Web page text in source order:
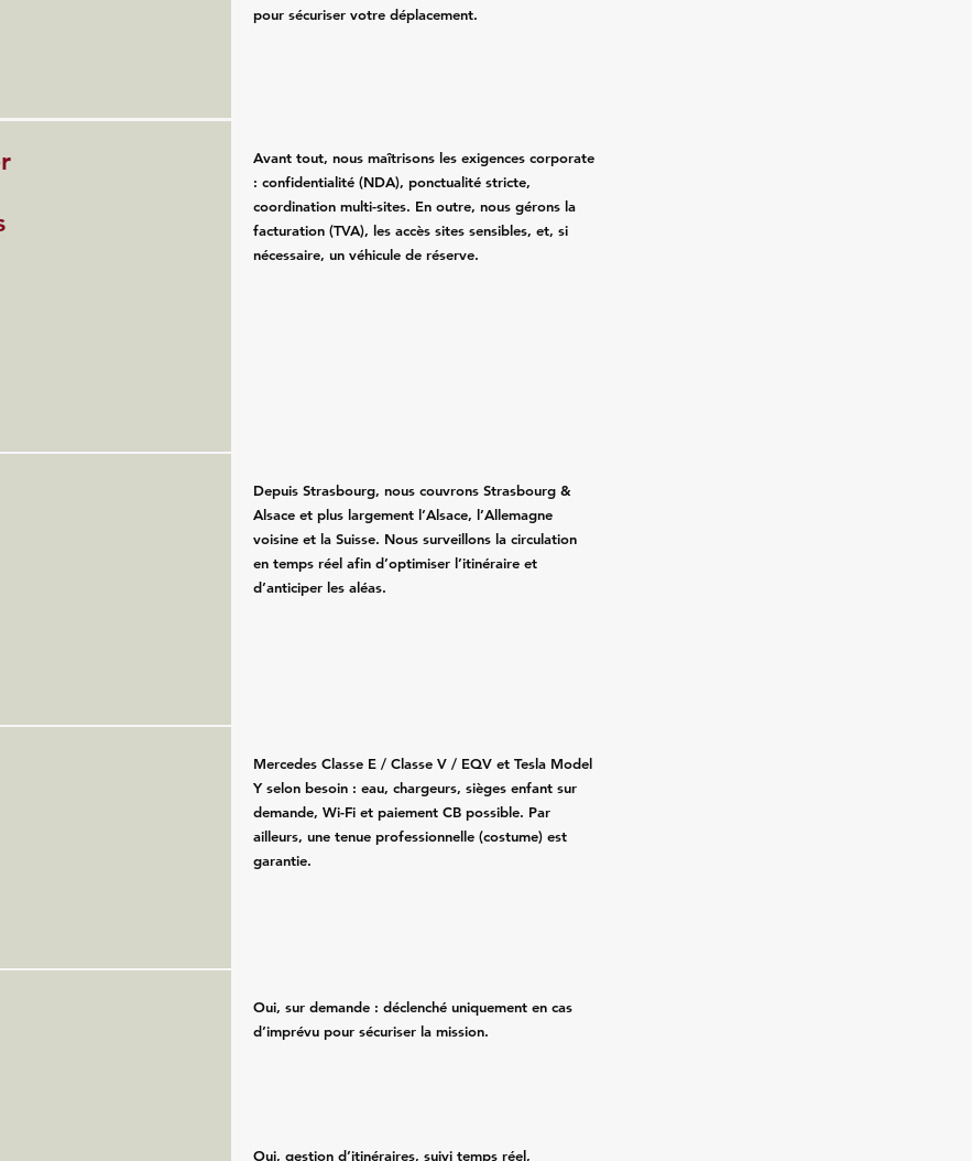
pour sécuriser votre déplacement.
Avant tout, nous maîtrisons les exigences corporate
: confidentialité (NDA), ponctualité stricte,
coordination multi-sites. En outre, nous gérons la
facturation (TVA), les accès sites sensibles, et, si
nécessaire, un véhicule de réserve.
Depuis Strasbourg, nous couvrons Strasbourg &
Alsace et plus largement l’Alsace, l’Allemagne
voisine et la Suisse. Nous surveillons la circulation
en temps réel afin d’optimiser l’itinéraire et
d’anticiper les aléas.
Mercedes Classe E / Classe V / EQV et Tesla Model
Y selon besoin : eau, chargeurs, sièges enfant sur
demande, Wi-Fi et paiement CB possible. Par
ailleurs, une tenue professionnelle (costume) est
garantie.
Oui, sur demande : déclenché uniquement en cas
d’imprévu pour sécuriser la mission.
Oui, gestion d’itinéraires, suivi temps réel,